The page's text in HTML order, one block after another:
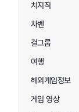
치지직
차벤
걸그룹
여행
해외게임정보
게임 영상